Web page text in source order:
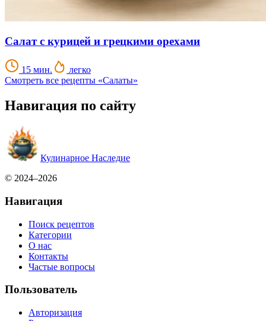
Салат с курицей и грецкими орехами
15 мин.
легко
Смотреть все рецепты «Салаты»
Навигация по сайту
Кулинарное Наследие
© 2024–2026
Навигация
Поиск рецептов
Категории
О нас
Контакты
Частые вопросы
Пользователь
Авторизация